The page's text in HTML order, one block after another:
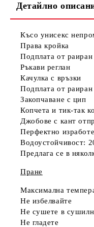
Детайлно
Късо унисекс
Права кройка
Подплата от
Ръкави реглан
Качулка с връзки
Подплата от раиран
Закопчаване с цип
Копчета и тик-так
Джобове с кант
Перфектно
Водоустойчивост:
Предлага се в
Пране
Максимална
Не избелвайте
Не сушете в
Не гладете